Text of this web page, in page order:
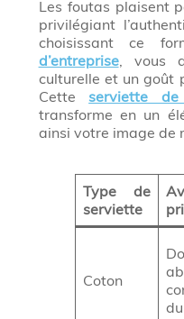
Les foutas plaisent
privilégiant
choisissant ce
d’entreprise, vous
culturelle et un goût
Cetteserviette de
transforme en un
ainsi votre image de
Type de
serviette
Coton